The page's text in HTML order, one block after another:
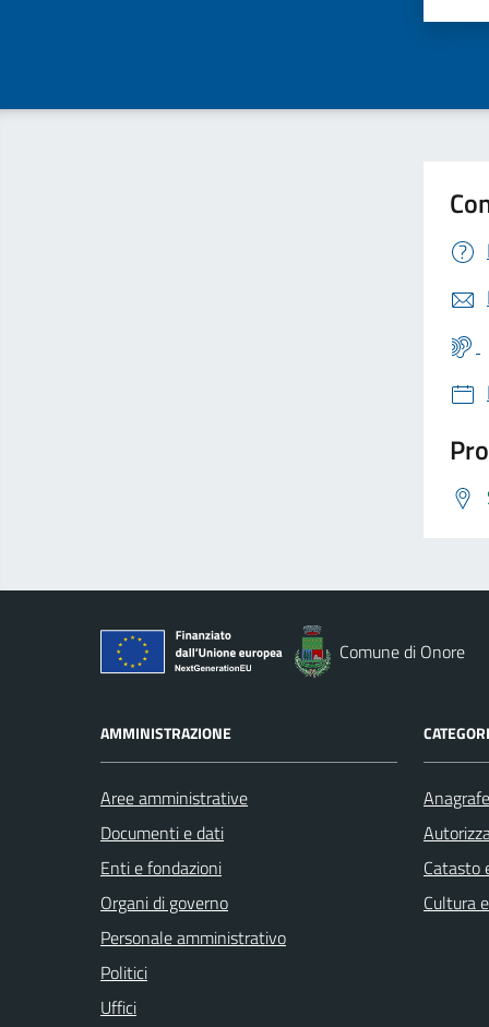
Comune di Onore
AMMINISTRAZIONE
Aree amministrative
Documenti e dati
Enti e fondazioni
Organi di governo
Personale amministrativo
Politici
Uffici
Catasto
Cultura